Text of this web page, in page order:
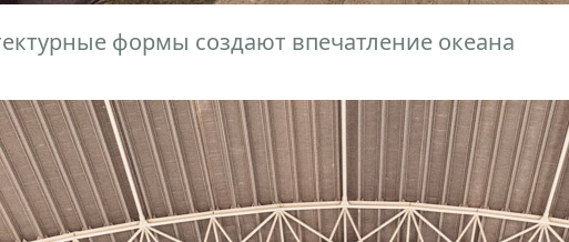
формы создают впечатление океана